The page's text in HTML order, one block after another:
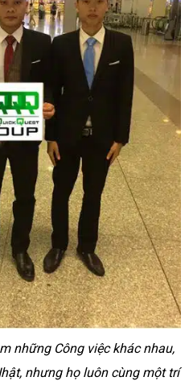
những Công việc khác nhau,
nhưng họ luôn cùng một trí